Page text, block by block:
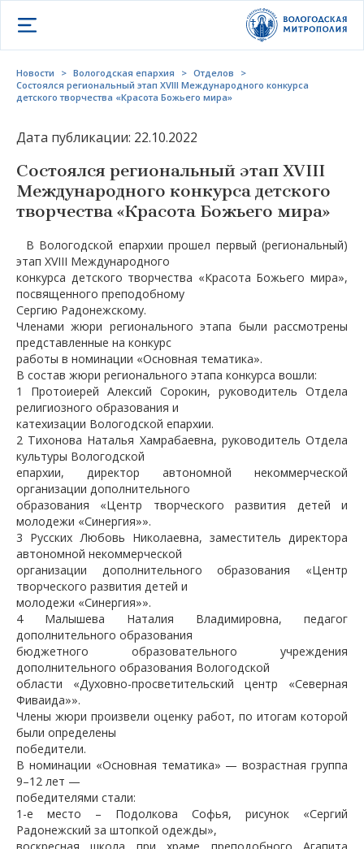
Открыть меню
Новости > Вологодская епархия > Отделов
>
Состоялся региональный этап XVIII Международного конкурса
детского творчества «Красота Божьего мира»
Дата публикации: 22.10.2022
Состоялся региональный этап XVIII
Международного конкурса детского
творчества «Красота Божьего мира»
В Вологодской епархии прошел первый (региональный)
этап XVIII Международного
конкурса детского творчества «Красота Божьего мира»,
посвященного преподобному
Сергию Радонежскому.
Членами жюри регионального этапа были рассмотрены
представленные на конкурс
работы в номинации «Основная тематика».
В состав жюри регионального этапа конкурса вошли:
1 Протоиерей Алексий Сорокин, руководитель Отдела
религиозного образования и
катехизации Вологодской епархии.
2 Тихонова Наталья Хамрабаевна, руководитель Отдела
культуры Вологодской
епархии, директор автономной некоммерческой
организации дополнительного
образования «Центр творческого развития детей и
молодежи «Синергия»».
3 Русских Любовь Николаевна, заместитель директора
автономной некоммерческой
организации дополнительного образования «Центр
творческого развития детей и
молодежи «Синергия»».
4 Малышева Наталия Владимировна, педагог
дополнительного образования
бюджетного образовательного учреждения
дополнительного образования Вологодской
области «Духовно-просветительский центр «Северная
Фиваида»».
Члены жюри произвели оценку работ, по итогам которой
были определены
победители.
В номинации «Основная тематика» — возрастная группа
9–12 лет —
победителями стали:
1-е место – Подолкова Софья, рисунок «Сергий
Радонежский за штопкой одежды»,